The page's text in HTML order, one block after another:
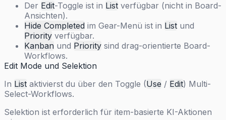
Der Edit-Toggle ist in List verfügbar (nicht in Board-
Ansichten).
Hide Completed im Gear-Menü ist in List und
Priority verfügbar.
Kanban und Priority sind drag-orientierte Board-
Workflows.
Edit Mode und Selektion
In List aktivierst du über den Toggle (Use / Edit) Multi-
Select-Workflows.
Selektion ist erforderlich für item-basierte KI-Aktionen